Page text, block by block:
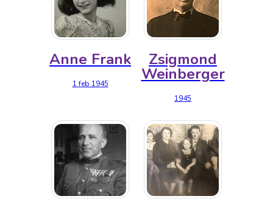
Anne Frank
1 feb 1945
Zsigmond
Weinberger
1945